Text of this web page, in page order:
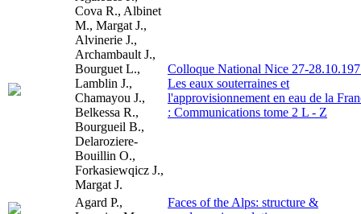
Cova R., Albinet
M., Margat J.,
Alvinerie J.,
Archambault J.,
Bourguet L.,
Lamblin J.,
Chamayou J.,
Belkessa R.,
Bourgueil B.,
Delaroziere-
Bouillin O.,
Forkasiewqicz J.,
Margat J.
Colloque National Nice 27-
Les eaux souterraines et
l'approvisionnement en eau de la
: Communications tome 2 L - Z
Agard P.,
Faces of the Alps: structure &